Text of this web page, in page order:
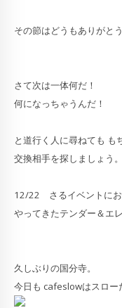
その節はどうもありがとう
さて次は一体何だ！
何になっちゃうんだ！
と道行く人に尋ねても も
交換相手を探しましょう。
12/22 さるイベントにお
やってきたテンダー＆エレ
久しぶりの国分寺。
今日も cafeslowはスロー